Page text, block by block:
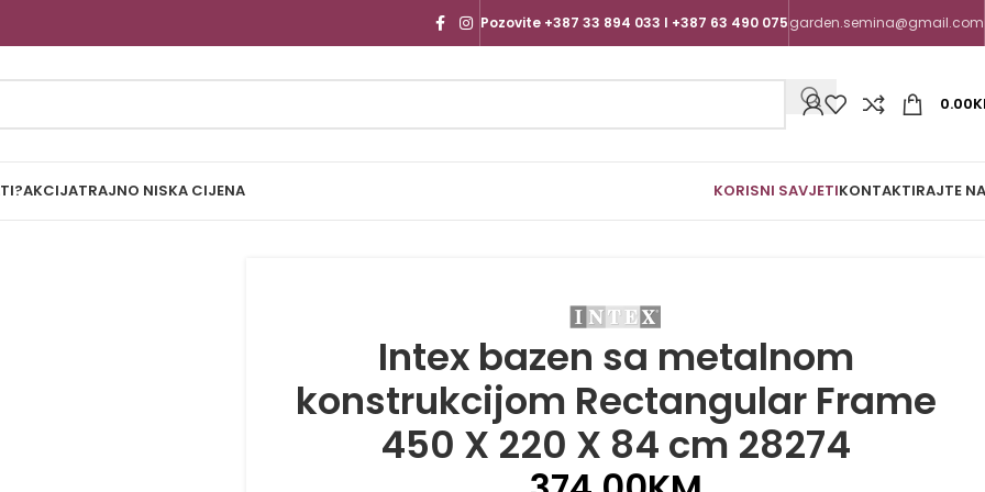
Pozovite +387 33 894 033 I +387 63 490 075garden.semina@gmail.com
0.00
AKCIJATRAJNO NISKA CIJENA KORISNI SAVJETIKONTAKTIRAJTE
Intex bazen sa metalnom
konstrukcijom Rectangular Frame
450 X 220 X 84 cm 28274